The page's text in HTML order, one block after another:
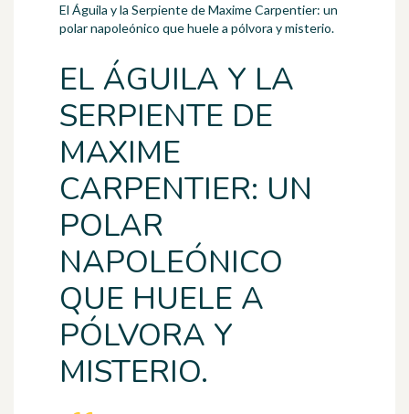
El Águila y la Serpiente de Maxime Carpentier: un
polar napoleónico que huele a pólvora y misterio.
EL ÁGUILA Y LA
SERPIENTE DE
MAXIME
CARPENTIER: UN
POLAR
NAPOLEÓNICO
QUE HUELE A
PÓLVORA Y
MISTERIO.